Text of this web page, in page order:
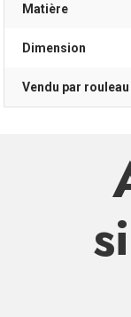
Matière
Dimension
Vendu par